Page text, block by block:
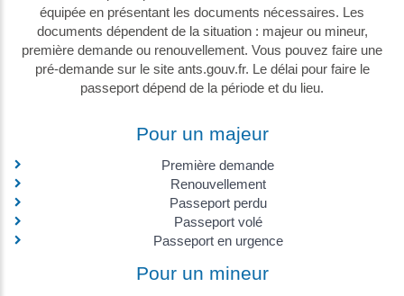
équipée en présentant les documents nécessaires. Les
documents dépendent de la situation : majeur ou mineur,
première demande ou renouvellement. Vous pouvez faire une
pré-demande sur le site ants.gouv.fr. Le délai pour faire le
passeport dépend de la période et du lieu.
Pour un majeur
Première demande
Renouvellement
Passeport perdu
Passeport volé
Passeport en urgence
Pour un mineur